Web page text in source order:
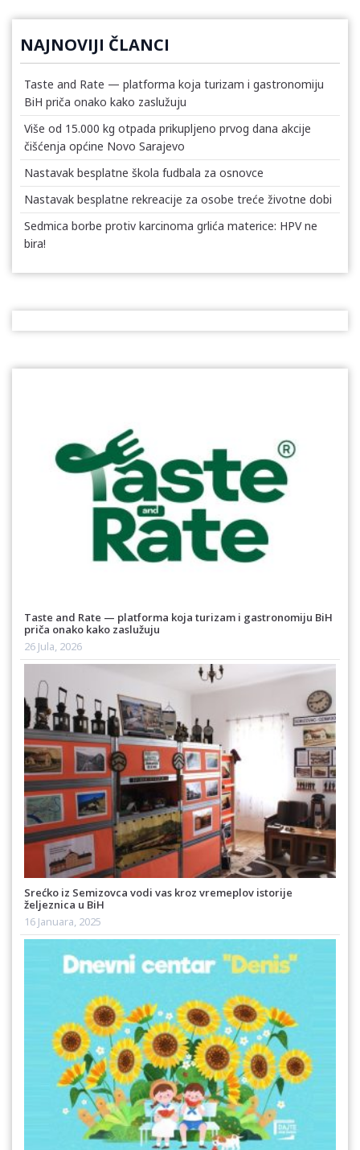
NAJNOVIJI ČLANCI
Taste and Rate — platforma koja turizam i gastronomiju
BiH priča onako kako zaslužuju
Više od 15.000 kg otpada prikupljeno prvog dana akcije
čišćenja općine Novo Sarajevo
Nastavak besplatne škola fudbala za osnovce
Nastavak besplatne rekreacije za osobe treće životne dobi
Sedmica borbe protiv karcinoma grlića materice: HPV ne
bira!
Taste and Rate — platforma koja turizam i gastronomiju BiH
priča onako kako zaslužuju
26 Jula, 2026
Srećko iz Semizovca vodi vas kroz vremeplov istorije
željeznica u BiH
16 Januara, 2025